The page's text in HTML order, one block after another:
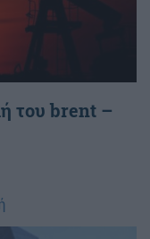
του brent –